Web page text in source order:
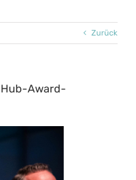
Zurück
Award-